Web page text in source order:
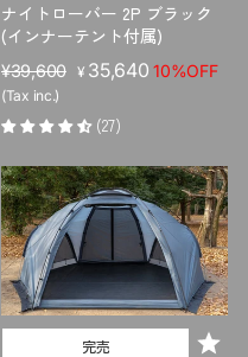
ナイトローバー 2P ブラック
(インナーテント付属)
販
売
価
¥39,600 セ
ル
格
¥ 35,64010%OFF
(Tax inc.)
(27)
完売